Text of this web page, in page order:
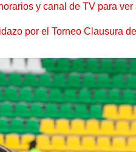
y canal de TV para ver
por el Torneo Clausura de